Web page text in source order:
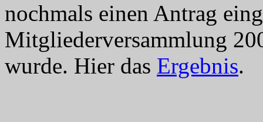
nochmals einen Antrag
Mitgliederversammlung
wurde. Hier das Ergebnis.